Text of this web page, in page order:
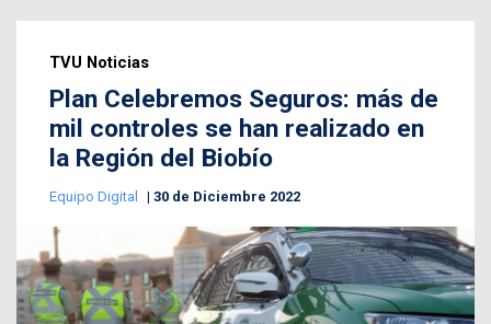
TVU Noticias
Plan Celebremos Seguros: más de
mil controles se han realizado en
la Región del Biobío
Equipo Digital 30 de Diciembre 2022